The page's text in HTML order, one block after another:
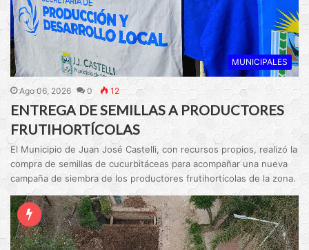
MUNICIPALES
Ago 06, 2026 0 12
ENTREGA DE SEMILLAS A PRODUCTORES
FRUTIHORTÍCOLAS
El Municipio de Juan José Castelli, con recursos propios, realizó la
compra de semillas de cucurbitáceas para acompañar una nueva
campaña de siembra de los productores frutihortícolas de la zona.